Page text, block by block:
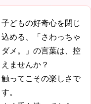
子どもの好奇心を閉じ
込める、「さわっちゃ
ダメ。」の言葉は、控
えませんか？
触ってこその楽しさで
す。